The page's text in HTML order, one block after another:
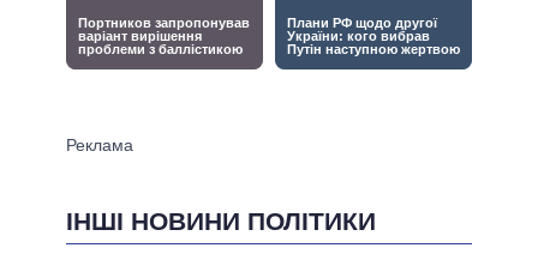
ІНШІ НОВИНИ ПОЛІТИКИ